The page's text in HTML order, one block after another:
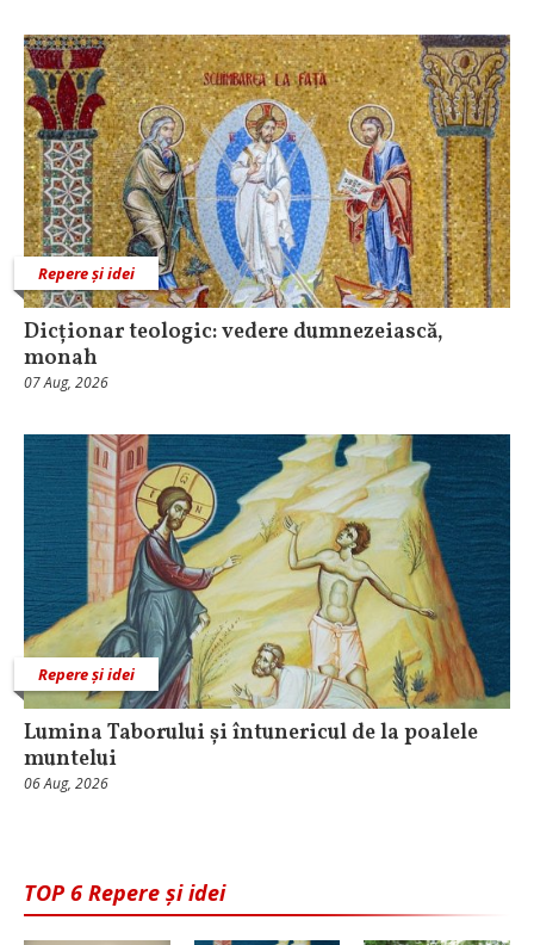
Repere și idei
Dicționar teologic: vedere dumnezeiască,
monah
07 Aug, 2026
Repere și idei
Lumina Taborului și întunericul de la poalele
muntelui
06 Aug, 2026
TOP 6 Repere și idei